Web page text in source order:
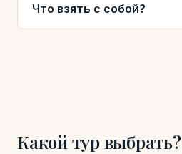
Что взять с собой?
Какой тур выбрать?